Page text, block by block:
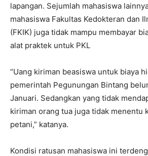
lapangan. Sejumlah mahasiswa
mahasiswa Fakultas Kedokteran dan
(FKIK) juga tidak mampu membayar
alat praktek untuk PKL
“Uang kiriman beasiswa untuk biaya
pemerintah Pegunungan Bintang
Januari. Sedangkan yang tidak
kiriman orang tua juga tidak menentu
petani,” katanya.
Kondisi ratusan mahasiswa ini